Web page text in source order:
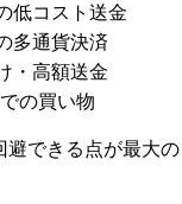
低コスト送金
多通貨決済
・高額送金
の買い物
できる点が最大